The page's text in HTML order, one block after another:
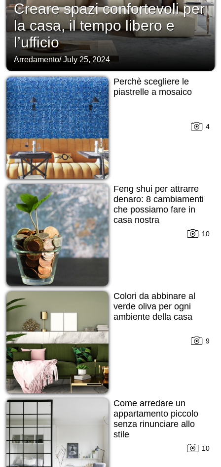
Creare spazi confortevoli per
la casa, il tempo libero e
l’ufficio
Arredamento/July 25, 2024
Perchè scegliere le
piastrelle a mosaico
4
Feng shui per attrarre
denaro: 8 cambiamenti
che possiamo fare in
casa nostra
10
Colori da abbinare al
verde oliva per ogni
ambiente della casa
9
Come arredare un
appartamento piccolo
senza rinunciare allo
stile
10